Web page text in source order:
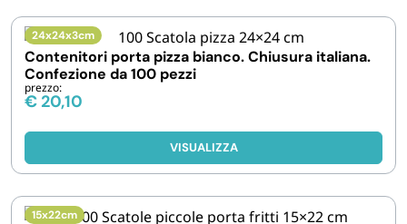
24x24x3cm
Contenitori porta pizza bianco. Chiusura italiana.
Confezione da 100 pezzi
prezzo:
€ 20,10
VISUALIZZA
15x22cm